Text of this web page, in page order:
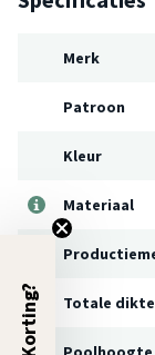
Merk
Patroon
Kleur
Materiaal
Totale dikte